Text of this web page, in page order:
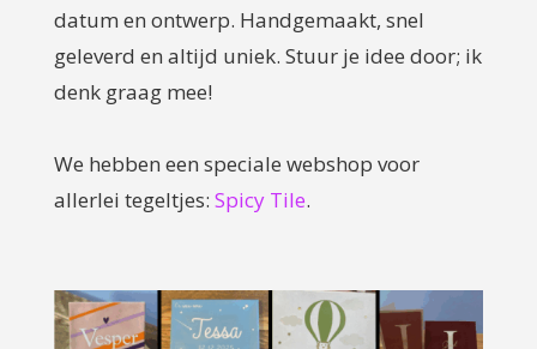
datum en ontwerp. Handgemaakt, snel
geleverd en altijd uniek. Stuur je idee door; ik
denk graag mee!
We hebben een speciale webshop voor
allerlei tegeltjes: Spicy Tile.